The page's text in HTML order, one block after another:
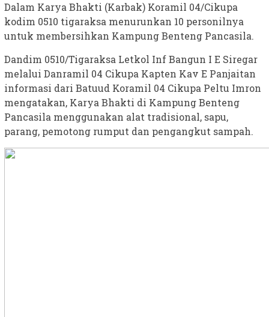
Dalam Karya Bhakti (Karbak) Koramil 04/Cikupa
kodim 0510 tigaraksa menurunkan 10 personilnya
untuk membersihkan Kampung Benteng Pancasila.
Dandim 0510/Tigaraksa Letkol Inf Bangun I E Siregar
melalui Danramil 04 Cikupa Kapten Kav E Panjaitan
informasi dari Batuud Koramil 04 Cikupa Peltu Imron
mengatakan, Karya Bhakti di Kampung Benteng
Pancasila menggunakan alat tradisional, sapu,
parang, pemotong rumput dan pengangkut sampah.